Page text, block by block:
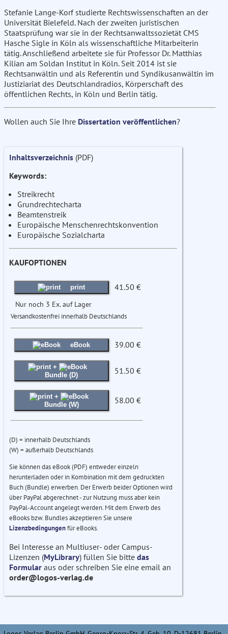
Stefanie Lange-Korf studierte Rechtswissenschaften an der
Universität Bielefeld. Nach der zweiten juristischen
Staatsprüfung war sie in der Rechtsanwaltssozietät CMS
Hasche Sigle in Köln als wissenschaftliche Mitarbeiterin
tätig. Anschließend arbeitete sie für Professor Dr. Matthias
Kilian am Soldan Institut in Köln. Seit 2014 ist sie
Rechtsanwältin und als Referentin und Syndikusanwältin im
Justiziariat des Deutschlandradios, Körperschaft des
öffentlichen Rechts, in Köln und Berlin tätig.
Wollen auch Sie Ihre Dissertation veröffentlichen?
Inhaltsverzeichnis (PDF)
Keywords:
Streikrecht
Grundrechtecharta
Beamtenstreik
Europäische Menschenrechtskonvention
Europäische Sozialcharta
KAUFOPTIONEN
print 41.50 €
Nur noch 3 Ex. auf Lager
Versandkostenfrei innerhalb Deutschlands
eBook 39.00 €
+
Bundle (D)
51.50 €
+
Bundle (W)
58.00 €
(D) = innerhalb Deutschlands
(W) = außerhalb Deutschlands
Sie können das eBook (PDF) entweder einzeln
herunterladen oder in Kombination mit dem gedruckten
Buch (Bundle) erwerben. Der Erwerb beider Optionen wird
über PayPal abgerechnet - zur Nutzung muss aber kein
PayPal-Account angelegt werden. Mit dem Erwerb des
eBooks bzw. Bundles akzeptieren Sie unsere
Lizenzbedingungenfür eBooks.
Bei Interesse an Multiuser- oder Campus-
Lizenzen (MyLibrary) füllen Sie bitte das
Formular aus oder schreiben Sie eine email an
order@logos-verlag.de